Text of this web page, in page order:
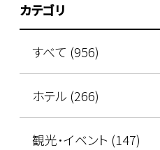
カテゴリ
すべて (956)
ホテル (266)
観光･イベント (147)